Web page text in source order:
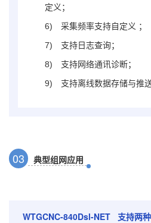
定义；
6)
采集频率支持自定义 ；
7)
支持日志查询；
8)
支持网络通讯诊断；
9)
支持离线数据存储与推送
03 典型组网应用
WTGCNC-840Dsl-NET 支持两